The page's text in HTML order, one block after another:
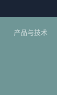
产品与技术